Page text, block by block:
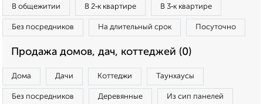
В общежитии В 2‑к квартире В 3‑к квартире
Без посредников На длительный срок Посуточно
Продажа домов, дач, коттеджей (0)
Дома Дачи Коттеджи Таунхаусы
Без посредников Деревянные Из сип панелей